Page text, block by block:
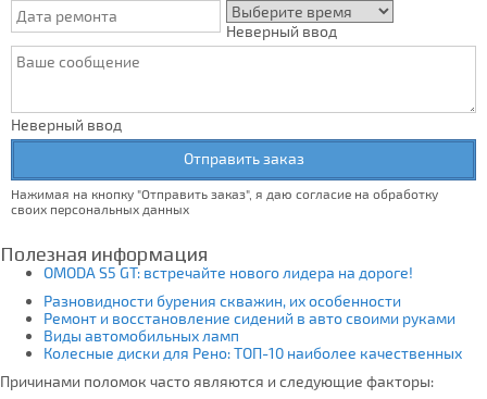
Неверный ввод
Неверный ввод
Отправить заказ
Нажимая на кнопку "Отправить заказ", я даю согласие на обработку
своих персональных данных
Полезная информация
OMODA S5 GT: встречайте нового лидера на дороге!
Разновидности бурения скважин, их особенности
Ремонт и восстановление сидений в авто своими руками
Виды автомобильных ламп
Колесные диски для Рено: ТОП-10 наиболее качественных
Причинами поломок часто являются и следующие факторы: